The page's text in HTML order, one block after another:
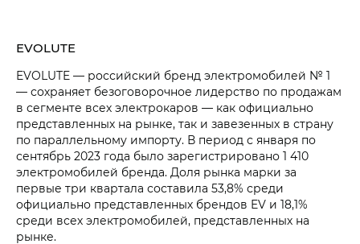
EVOLUTE
EVOLUTE — российский бренд электромобилей № 1
— сохраняет безоговорочное лидерство по продажам
в сегменте всех электрокаров — как официально
представленных на рынке, так и завезенных в страну
по параллельному импорту. В период с января по
сентябрь 2023 года было зарегистрировано 1 410
электромобилей бренда. Доля рынка марки за
первые три квартала составила 53,8% среди
официально представленных брендов EV и 18,1%
среди всех электромобилей, представленных на
рынке.